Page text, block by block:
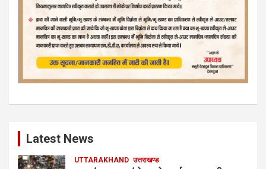
Latest News
UTTARAKHAND उत्तराखण्ड